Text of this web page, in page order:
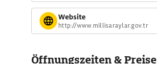
Website
http://www.millisaraylar.gov.tr
Öffnungszeiten & Preise